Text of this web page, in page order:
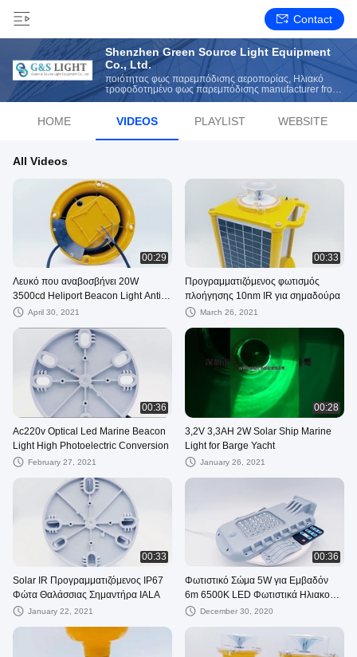
Contact
Shenzhen Green Source Light Equipment
Co., Ltd.
ποιότητας φως παρεμπόδισης αεροπορίας, Ηλιακό
τροφοδοτημένο φως παρεμπόδισης manufacturer from
China
HOME VIDEOS PLAYLIST WEBSITE
All Videos
00:29
Λευκό που αναβοσβήνει 20W
3500cd Heliport Beacon Light Anti
UV April 30, 2021
00:33
Προγραμματιζόμενος φωτισμός
πλοήγησης 10nm IR για σημαδούρα
March 26, 2021
00:36
Ac220v Optical Led Marine Beacon
Light High Photoelectric Conversion
February 27, 2021
00:28
3,2V 3,3AH 2W Solar Ship Marine
Light for Barge Yacht
January 26, 2021
00:33
Solar IR Προγραμματιζόμενος IP67
Φώτα Θαλάσσιας Σημαντήρα IALA
January 22, 2021
00:36
Φωτιστικό Σώμα 5W για Εμβαδόν
6m 6500K LED Φωτιστικά Ηλιακού
Φωτισμού
December 30, 2020